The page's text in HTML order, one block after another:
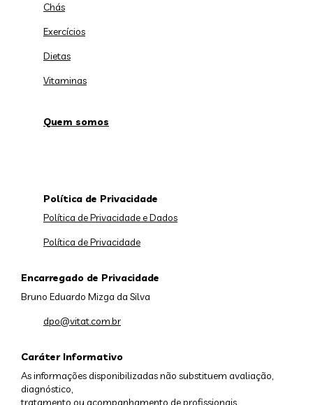
Chás
Exercícios
Dietas
Vitaminas
Quem somos
Caráter Informativo
As informações disponibilizadas não substituem avaliação,
diagnóstico,
tratamento ou acompanhamento de profissionais.
Política de Privacidade
Política de Privacidade e Dados
Política de Privacidade
Encarregado de Privacidade
Bruno Eduardo Mizga da Silva
dpo@vitat.com.br